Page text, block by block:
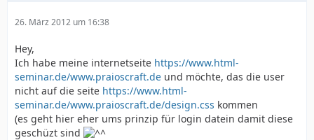
26. März 2012 um 16:38
Hey,
Ich habe meine internetseite https://www.html-
seminar.de/www.praioscraft.de und möchte, das die user
nicht auf die seite https://www.html-
seminar.de/www.praioscraft.de/design.css kommen
(es geht hier eher ums prinzip für login datein damit diese
geschüzt sind